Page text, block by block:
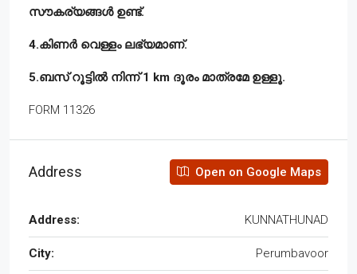
സൗകര്യങ്ങൾ ഉണ്ട്.
4.കിണർ വെള്ളം ലഭ്യമാണ്.
5.ബസ് റൂട്ടിൽ നിന്ന് 1 km ദൂരം മാത്രമേ ഉള്ളൂ.
FORM 11326
Address Open on Google Maps
Address: KUNNATHUNAD
City: Perumbavoor